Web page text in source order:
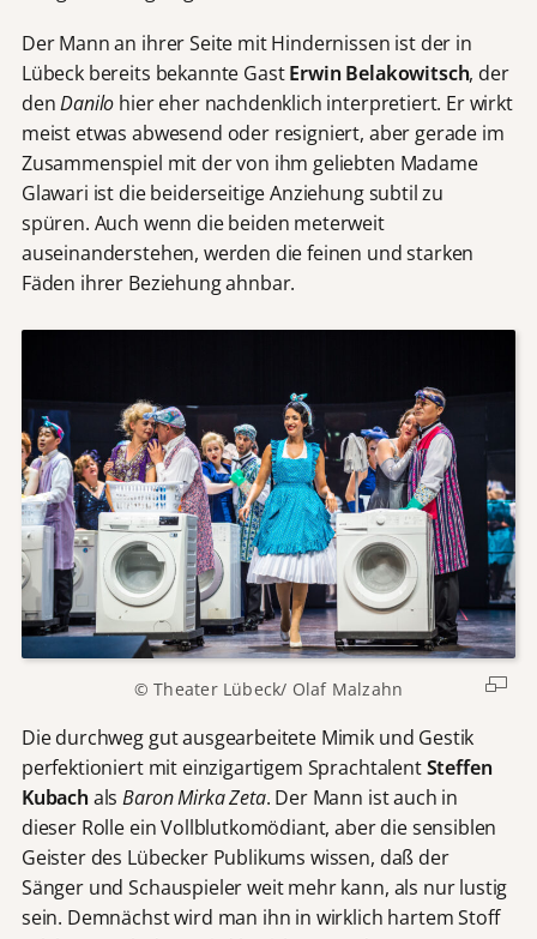
Der Mann an ihrer Seite mit Hindernissen ist der in
Lübeck bereits bekannte GastErwin Belakowitsch, der
denDanilo hier eher nachdenklich interpretiert. Er wirkt
meist etwas abwesend oder resigniert, aber gerade im
Zusammenspiel mit der von ihm geliebten Madame
Glawari ist die beiderseitige Anziehung subtil zu
spüren. Auch wenn die beiden meterweit
auseinanderstehen, werden die feinen und starken
Fäden ihrer Beziehung ahnbar.
© Theater Lübeck/ Olaf Malzahn
Die durchweg gut ausgearbeitete Mimik und Gestik
perfektioniert mit einzigartigem SprachtalentSteffen
KubachalsBaron Mirka Zeta. Der Mann ist auch in
dieser Rolle ein Vollblutkomödiant, aber die sensiblen
Geister des Lübecker Publikums wissen, daß der
Sänger und Schauspieler weit mehr kann, als nur lustig
sein. Demnächst wird man ihn in wirklich hartem Stoff